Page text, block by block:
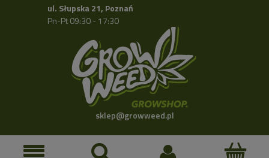
ul. Słupska 21, Poznań
Pn-Pt 09:30 - 17:30
sklep@growweed.pl